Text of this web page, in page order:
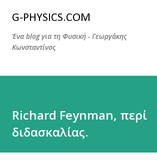
Μετάβαση στο κύριο περιεχόμενο
G-PHYSICS.COM
Ένα blog για τη Φυσική - Γεωργάκης
Κωνσταντίνος
Richard Feynman, περί
διδασκαλίας.